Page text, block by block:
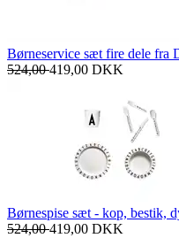
Børneservice sæt fire dele fra
524,00419,00 DKK
Børnespise sæt - kop, bestik,
524,00419,00 DKK